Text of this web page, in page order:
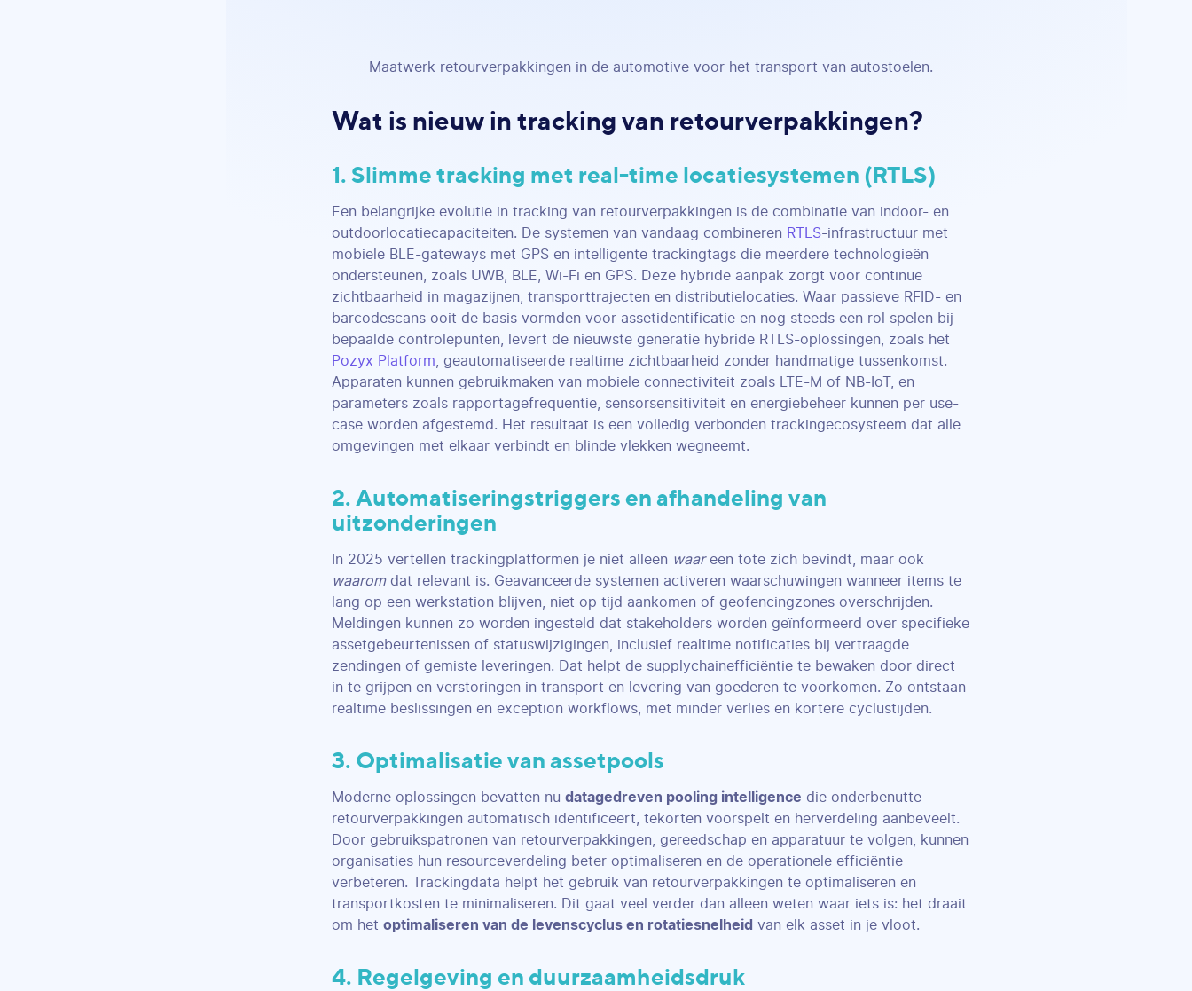
Maatwerk retourverpakkingen in de automotive voor het transport van autostoelen.
Wat is nieuw in tracking van retourverpakkingen?
1. Slimme tracking met real-time locatiesystemen (RTLS)
Een belangrijke evolutie in tracking van retourverpakkingen is de combinatie van indoor- en
outdoorlocatiecapaciteiten. De systemen van vandaag combineren RTLS-infrastructuur met
mobiele BLE-gateways met GPS en intelligente trackingtags die meerdere technologieën
ondersteunen, zoals UWB, BLE, Wi-Fi en GPS. Deze hybride aanpak zorgt voor continue
zichtbaarheid in magazijnen, transporttrajecten en distributielocaties. Waar passieve RFID- en
barcodescans ooit de basis vormden voor assetidentificatie en nog steeds een rol spelen bij
bepaalde controlepunten, levert de nieuwste generatie hybride RTLS-oplossingen, zoals het
Pozyx Platform , geautomatiseerde realtime zichtbaarheid zonder handmatige tussenkomst.
Apparaten kunnen gebruikmaken van mobiele connectiviteit zoals LTE-M of NB-IoT, en
parameters zoals rapportagefrequentie, sensorsensitiviteit en energiebeheer kunnen per use-
case worden afgestemd. Het resultaat is een volledig verbonden trackingecosysteem dat alle
omgevingen met elkaar verbindt en blinde vlekken wegneemt.
2. Automatiseringstriggers en afhandeling van
uitzonderingen
In 2025 vertellen trackingplatformen je niet alleen waareen tote zich bevindt, maar ook
waaromdat relevant is. Geavanceerde systemen activeren waarschuwingen wanneer items te
lang op een werkstation blijven, niet op tijd aankomen of geofencingzones overschrijden.
Meldingen kunnen zo worden ingesteld dat stakeholders worden geïnformeerd over specifieke
assetgebeurtenissen of statuswijzigingen, inclusief realtime notificaties bij vertraagde
zendingen of gemiste leveringen. Dat helpt de supplychainefficiëntie te bewaken door direct
in te grijpen en verstoringen in transport en levering van goederen te voorkomen. Zo ontstaan
realtime beslissingen en exception workflows, met minder verlies en kortere cyclustijden.
3. Optimalisatie van assetpools
Moderne oplossingen bevatten nudatagedreven pooling intelligence die onderbenutte
retourverpakkingen automatisch identificeert, tekorten voorspelt en herverdeling aanbeveelt.
Door gebruikspatronen van retourverpakkingen, gereedschap en apparatuur te volgen, kunnen
organisaties hun resourceverdeling beter optimaliseren en de operationele efficiëntie
verbeteren. Trackingdata helpt het gebruik van retourverpakkingen te optimaliseren en
transportkosten te minimaliseren. Dit gaat veel verder dan alleen weten waar iets is: het draait
om hetoptimaliseren van de levenscyclus en rotatiesnelheid van elk asset in je vloot.
4. Regelgeving en duurzaamheidsdruk